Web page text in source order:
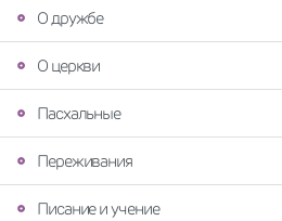
О дружбе
О церкви
Пасхальные
Переживания
Писание и учение